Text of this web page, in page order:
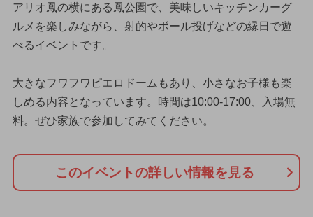
アリオ鳳の横にある鳳公園で、美味しいキッチンカーグ
ルメを楽しみながら、射的やボール投げなどの縁日で遊
べるイベントです。
大きなフワフワピエロドームもあり、小さなお子様も楽
しめる内容となっています。時間は10:00-17:00、入場無
料。ぜひ家族で参加してみてください。
このイベントの詳しい情報を見る